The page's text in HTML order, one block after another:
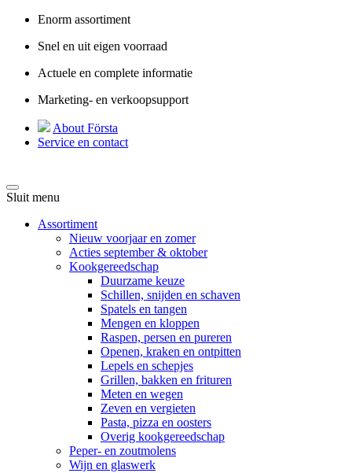
Enorm assortiment
Snel en uit eigen voorraad
Actuele en complete informatie
Marketing- en verkoopsupport
About Första
Service en contact
Sluit menu
Assortiment
Nieuw voorjaar en zomer
Acties september & oktober
Kookgereedschap
Duurzame keuze
Schillen, snijden en schaven
Spatels en tangen
Mengen en kloppen
Raspen, persen en pureren
Openen, kraken en ontpitten
Lepels en schepjes
Grillen, bakken en frituren
Meten en wegen
Zeven en vergieten
Pasta, pizza en oosters
Overig kookgereedschap
Peper- en zoutmolens
Wijn en glaswerk